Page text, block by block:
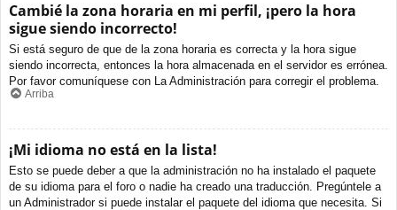
Cambié la zona horaria en mi perfil, ¡pero la hora
sigue siendo incorrecto!
Si está seguro de que de la zona horaria es correcta y la hora sigue
siendo incorrecta, entonces la hora almacenada en el servidor es errónea.
Por favor comuníquese con La Administración para corregir el problema.
Arriba
¡Mi idioma no está en la lista!
Esto se puede deber a que la administración no ha instalado el paquete
de su idioma para el foro o nadie ha creado una traducción. Pregúntele a
un Administrador si puede instalar el paquete del idioma que necesita. Si